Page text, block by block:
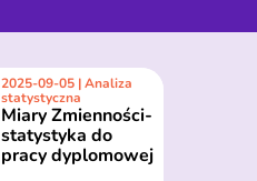
2025-09-05 | Analiza
statystyczna
Miary Zmienności-
statystyka do
pracy dyplomowej